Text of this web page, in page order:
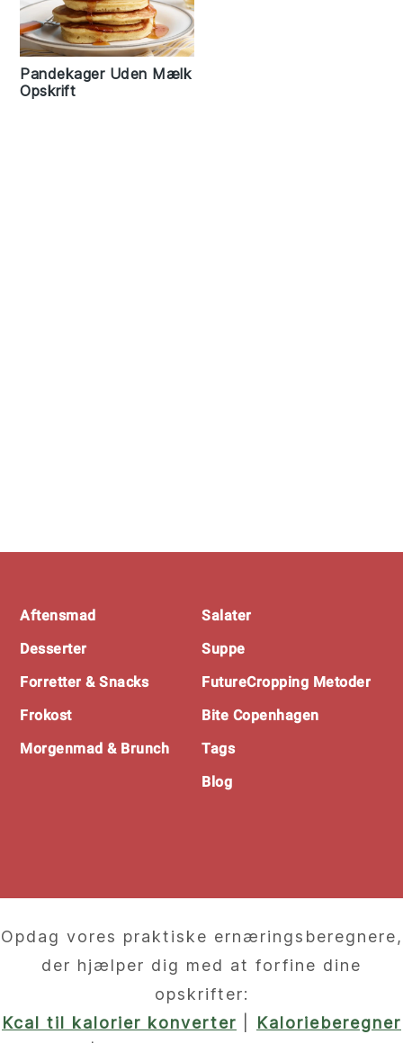
Pandekager Uden Mælk
Opskrift
Footer
Aftensmad
Desserter
Forretter & Snacks
Frokost
Morgenmad & Brunch
Salater
Suppe
FutureCropping Metoder
Bite Copenhagen
Tags
Blog
Opdag vores praktiske ernæringsberegnere,
der hjælper dig med at forfine dine
opskrifter:
Kcal til kalorier konverter
Kalorieberegner